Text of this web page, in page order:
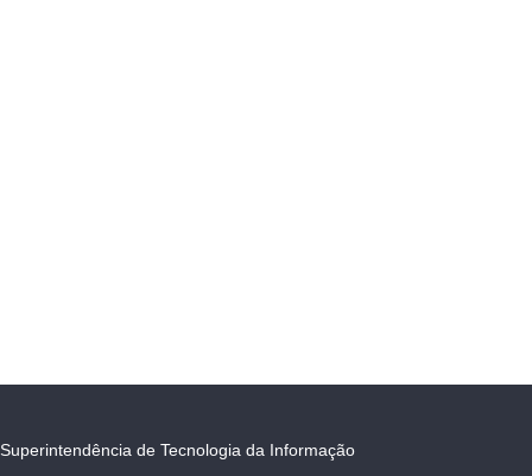
Superintendência de Tecnologia da Informação